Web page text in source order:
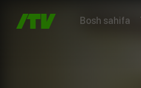
Bosh sahifa